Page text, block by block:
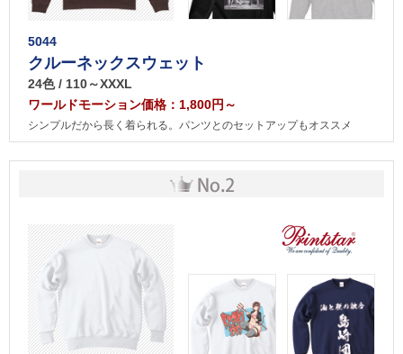
5044
クルーネックスウェット
24色 / 110～XXXL
ワールドモーション価格：1,800円～
シンプルだから長く着られる。パンツとのセットアップもオススメ